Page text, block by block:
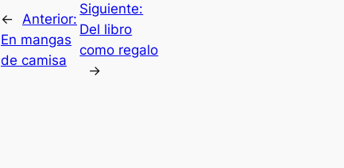
← Anterior:
En mangas
de camisa
Siguiente:
Del libro
como regalo
→